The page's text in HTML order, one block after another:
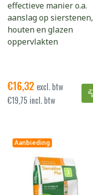
effectieve manier o.a.
aanslag op sierstenen,
houten en glazen
oppervlakten
€16,32 excl. btw
€19,75 incl. btw
Aanbieding